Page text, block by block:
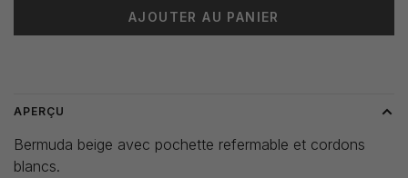
AJOUTER AU PANIER
APERÇU
Bermuda beige avec pochette refermable et cordons
blancs.